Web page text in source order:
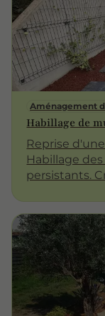
Aménagement
Habillage de
Reprise
Habillage
persistants.
Japonais en
ça pousse!!